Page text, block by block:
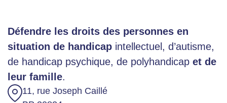
Défendre les droits des personnes en
situation de handicap intellectuel, d’autisme,
de handicap psychique, de polyhandicap et de
leur famille.
11, rue Joseph Caillé